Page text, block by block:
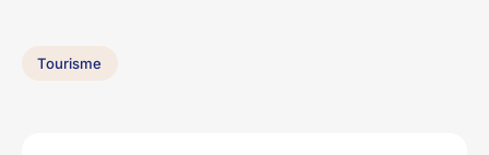
Tourisme